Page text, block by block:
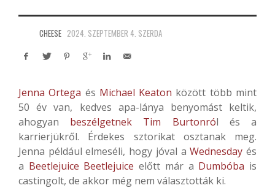
CHEESE 2024. SZEPTEMBER 4. SZERDA
Jenna Ortega és Michael Keaton között több mint
50 év van, kedves apa-lánya benyomást keltik,
ahogyan beszélgetnek Tim Burtonról és a
karrierjükről. Érdekes sztorikat osztanak meg.
Jenna például elmeséli, hogy jóval aWednesday és
a Beetlejuice Beetlejuice előtt már a Dumbóba is
castingolt, de akkor még nem választották ki.